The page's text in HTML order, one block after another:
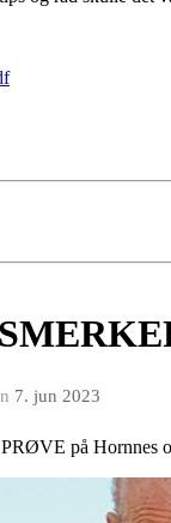
7. jun 2023
på Hornnes